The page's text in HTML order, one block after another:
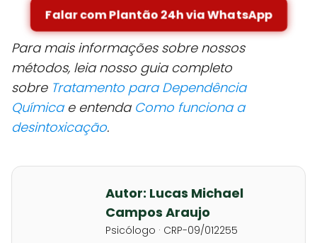
Falar com Plantão 24h via WhatsApp
Para mais informações sobre nossos
métodos, leia nosso guia completo
sobre Tratamento para Dependência
Químicae entenda Como funciona a
desintoxicação.
Autor: Lucas Michael
Campos Araujo
Psicólogo · CRP-09/012255